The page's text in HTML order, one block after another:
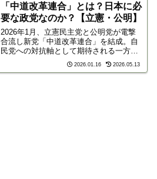
「中道改革連合」とは？日本に必
要な政党なのか？【立憲・公明】
2026年1月、立憲民主党と公明党が電撃
合流し新党「中道改革連合」を結成。自
民党への対抗軸として期待される一方、
保守層からは「対中弱腰外交」への強い
懸念が噴出しています。日本の主権や安
2026.01.16 2026.05.13